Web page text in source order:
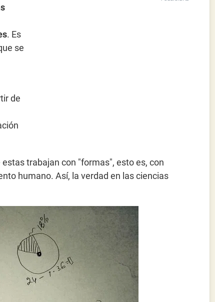
. Es
se
de
trabajan con "formas", esto es, con
humano. Así, la verdad en las ciencias